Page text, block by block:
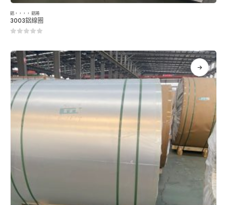
鋁 ，，，， 鋁捲
3003鋁線圈